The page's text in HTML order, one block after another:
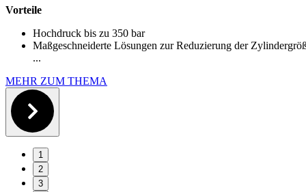
Vorteile
Hochdruck bis zu 350 bar
Maßgeschneiderte Lösungen zur Reduzierung der
...
MEHR ZUM THEMA
1
2
3